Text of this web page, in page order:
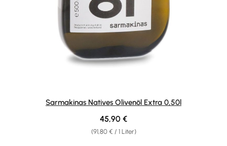
Sarmakinas Natives Olivenöl Extra 0,50l
(91,80 € / 1 Liter)
Regulärer Preis:
45,90 €